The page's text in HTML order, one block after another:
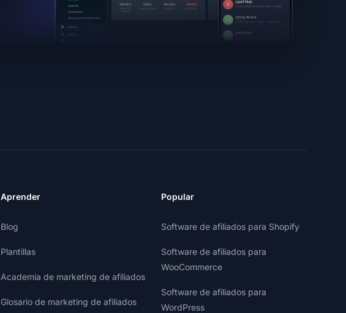
Aprender
Blog
Plantillas
Academia de marketing de afiliados
Glosario de marketing de afiliados
Popular
Software de afiliados para Shopify
Software de afiliados para
WooCommerce
Software de afiliados para
WordPress